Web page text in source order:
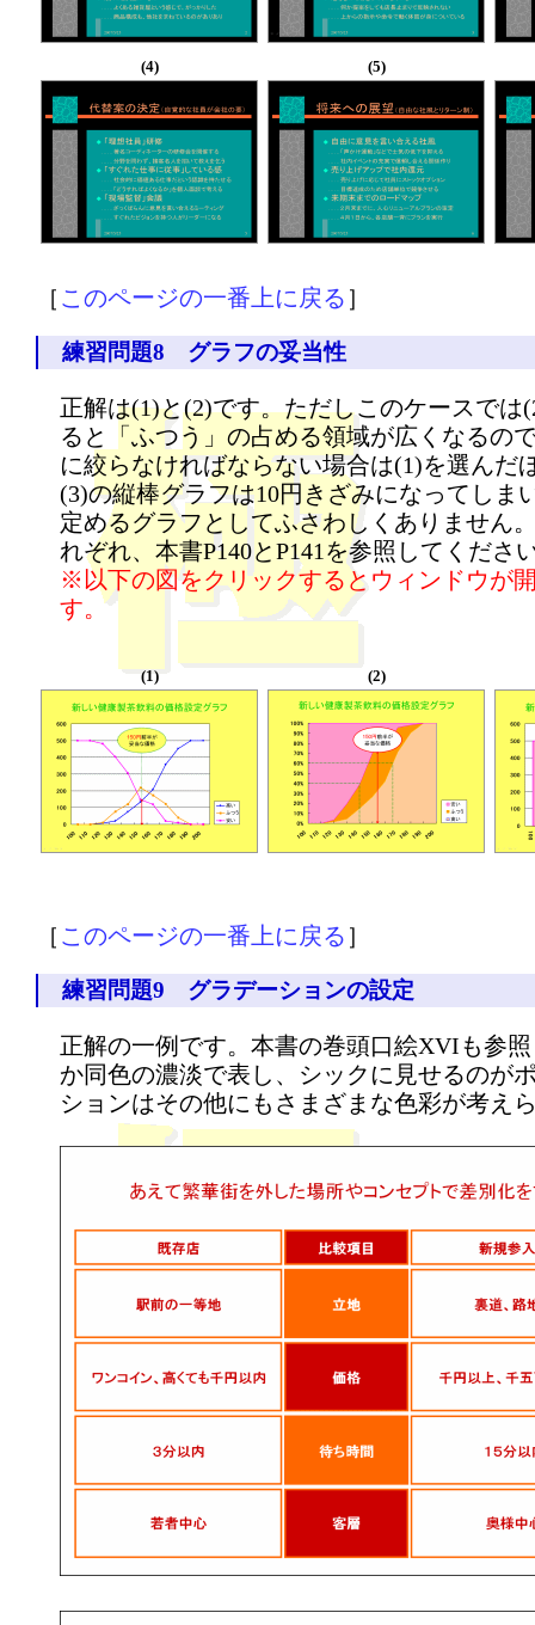
(4) (5)
［ このページの一番上に戻る ］
練習問題8 グラフの妥当性
正解は(1)と(2)です。ただしこのケースでは
ると「ふつう」の占める領域が広くなるの
に絞らなければならない場合は(1)を選んだ
(3)の縦棒グラフは10円きざみになってしま
定めるグラフとしてふさわしくありません
れぞれ、本書P140とP141を参照してくださ
※以下の図をクリックするとウィンドウが
す。
(1) (2)
［ このページの一番上に戻る ］
練習問題9 グラデーションの設定
正解の一例です。本書の巻頭口絵XVIも参
か同色の濃淡で表し、シックに見せるのが
ションはその他にもさまざまな色彩が考え